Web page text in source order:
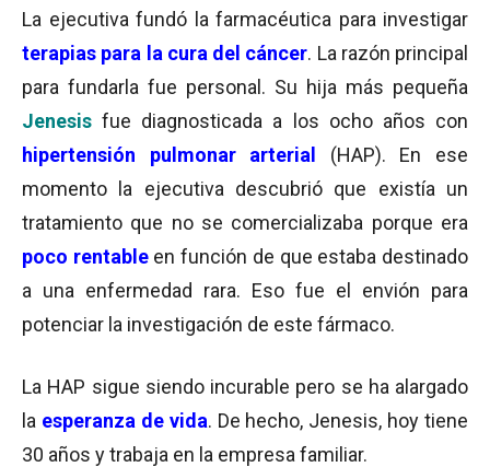
La ejecutiva fundó la farmacéutica para investigar
terapias para la cura del cáncer. La razón principal
para fundarla fue personal. Su hija más pequeña
Jenesis fue diagnosticada a los ocho años con
hipertensión pulmonar arterial
(HAP). En ese
momento la ejecutiva descubrió que existía un
tratamiento que no se comercializaba porque era
poco rentableen función de que estaba destinado
a una enfermedad rara. Eso fue el envión para
potenciar la investigación de este fármaco.
La HAP sigue siendo incurable pero se ha alargado
la esperanza de vida. De hecho, Jenesis, hoy tiene
30 años y trabaja en la empresa familiar.